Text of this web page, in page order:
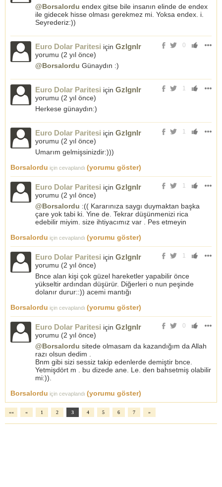
@Borsalordu endex gitse bile insanın elinde de endex
ile gidecek hisse olması gerekmez mi. Yoksa endex. i.
Seyrederiz:))
0
Euro Dolar Paritesi için Gzlgnlr
yorumu (2 yıl önce)
@Borsalordu Günaydın :)
1
Euro Dolar Paritesi için Gzlgnlr
yorumu (2 yıl önce)
Herkese günaydın:)
1
Euro Dolar Paritesi için Gzlgnlr
yorumu (2 yıl önce)
Umarım gelmişsinizdir:)))
Borsalordu için cevaplandı (yorumu göster)
1
Euro Dolar Paritesi için Gzlgnlr
yorumu (2 yıl önce)
@Borsalordu :(( Kararınıza saygı duymaktan başka
çare yok tabi ki. Yine de. Tekrar düşünmenizi rica
edebilir miyim. size ihtiyacımız var . Pes etmeyin
Borsalordu için cevaplandı (yorumu göster)
1
Euro Dolar Paritesi için Gzlgnlr
yorumu (2 yıl önce)
Bnce alan kişi çok güzel hareketler yapabilir önce
yükseltir ardından düşürür. Diğerleri o nun peşinde
dolanır durur::)) acemi mantığı
Borsalordu için cevaplandı (yorumu göster)
0
Euro Dolar Paritesi için Gzlgnlr
yorumu (2 yıl önce)
@Borsalordu sitede olmasam da kazandığım da Allah
razı olsun dedim .
Bnm gibi sizi sessiz takip edenlerde demiştir bnce.
Yetmişdört m . bu dizede ane. Le. den bahsetmiş olabilir
mi:)).
Borsalordu için cevaplandı (yorumu göster)
«« « 1 2 3 4 5 6 7 »